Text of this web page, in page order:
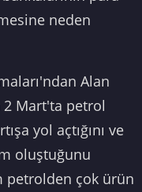
neden
Alan
2 Mart'ta petrol
yol açtığını ve
oluştuğunu
petrolden çok ürün